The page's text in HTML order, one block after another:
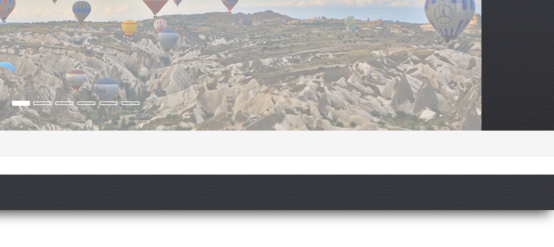
im Süden von Konya
Wasserfall 5:07
Wasserfälle und das stille Dorfleben.
5:18